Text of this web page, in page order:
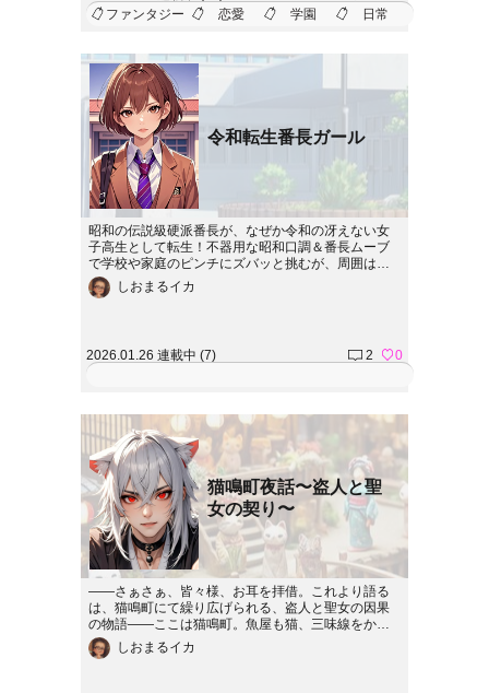
ファンタジー
恋愛 学園 日常
令和転生番長ガール
昭和の伝説級硬派番長が、なぜか令和の冴えない女
子高生として転生！不器用な昭和口調＆番長ムーブ
で学校や家庭のピンチにズバッと挑むが、周囲はポ
カーン…!? SNSいじめや不可解な自殺の謎解きにも
殴り込み!? 笑いあり、涙あり、サスペンスも!?【令
しおまるイカ
2026.01.26 連載中 (7) 2 0
猫鳴町夜話〜盗人と聖
女の契り〜
――さぁさぁ、皆々様、お耳を拝借。これより語る
は、猫鳴町にて繰り広げられる、盗人と聖女の因果
の物語――ここは猫鳴町。魚屋も猫、三味線をかき
鳴らすも猫、人の世のごとく暮らせども、ここはま
ぎれもなき猫の世界。さて、この町に名を馳せる一
しおまるイカ